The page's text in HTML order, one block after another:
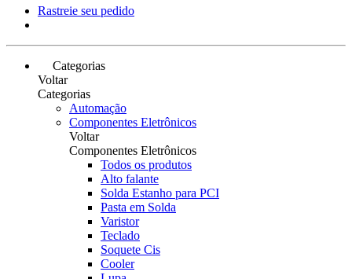
Rastreie seu pedido
Categorias
Voltar
Categorias
Automação
Componentes Eletrônicos
Voltar
Componentes Eletrônicos
Todos os produtos
Alto falante
Solda Estanho para PCI
Pasta em Solda
Varistor
Teclado
Soquete Cis
Cooler